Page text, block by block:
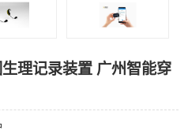
理记录装置 广州智能穿